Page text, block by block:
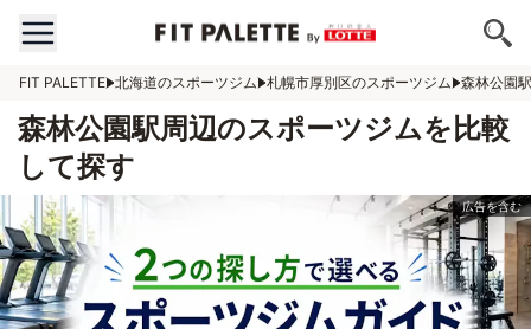
FIT PALETTE 北海道のスポーツジム 札幌市厚別区のスポーツジム 森林公園
森林公園駅周辺のスポーツジムを比較
して探す